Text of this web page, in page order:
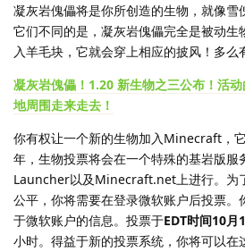
凝灰岩傀儡将是你所创造的生物，就像雪
它们不同的是，凝灰岩傀儡完全是被动生
入羊毛块，它就会穿上相应的披风！多么
凝灰岩傀儡！1.20 新生物之三公布！活
地周围走来走去！
你有权让一个新的生物加入Minecraft，
年，生物投票将会在一个特殊的基岩版
Launcher以及Minecraft.net上进行。为
公平，你将需要在登录微软账户后投票。
于微软账户的信息。投票于EDT时间10月
小时。得益于新的投票系统，你将可以在